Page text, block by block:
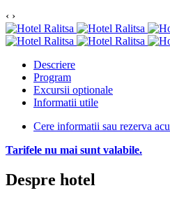
‹ ›
Descriere
Program
Excursii optionale
Informatii utile
Cere informatii sau rezerva
Tarifele nu mai sunt valabile.
Despre hotel